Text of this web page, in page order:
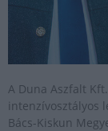
A Duna Aszfalt
intenzívosztályos
Bács-Kiskun